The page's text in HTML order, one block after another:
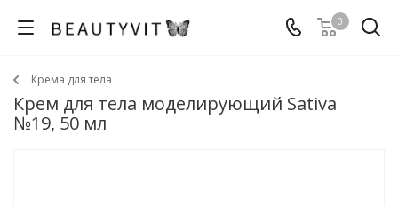
0
Крема для тела
Крем для тела моделирующий Sativa
№19, 50 мл